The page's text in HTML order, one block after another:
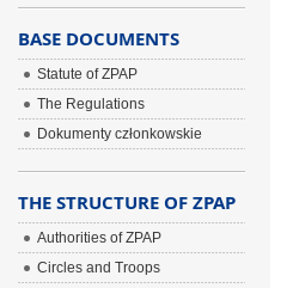
BASE DOCUMENTS
Statute of ZPAP
The Regulations
Dokumenty członkowskie
THE STRUCTURE OF ZPAP
Authorities of ZPAP
Circles and Troops